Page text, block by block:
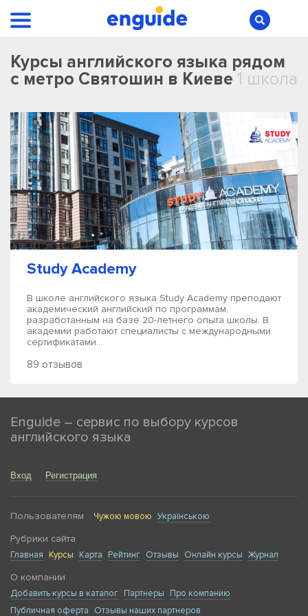
Курсы английского языка рядом
с метро Святошин в Киеве 1 школа
Study Academy
В школе английского языка Study Academy преподают
академический английский по программам,
разработанным на базе 20-летнего опыта школы. В
академии работают специалисты с международными
сертификатами...
89 отзывов
Enguide – сервис по выбору курсов
английского языка
Вход Регистрация
Пользователям Чужою мовою Українською
Рубрики сайта
Главная Курсы Карта Рейтинг Отзывы Онлайн курсы Журнал
О компании
Добавить курсы в каталог Партнеры
Про компанию
Публичная оферта
Отзывы наших партнеров